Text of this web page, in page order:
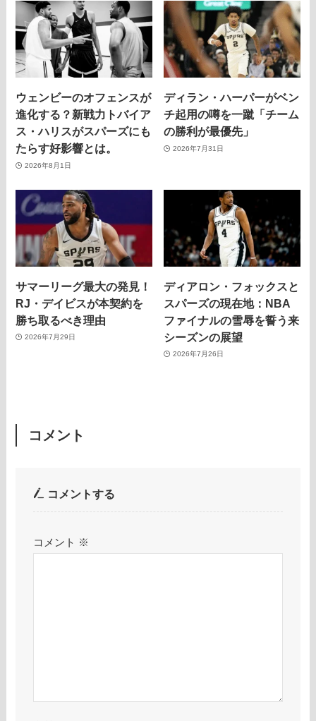
ウェンビーのオフェンスが
進化する？新戦力トバイア
ス・ハリスがスパーズにも
たらす好影響とは。
2026年8月1日
ディラン・ハーパーがベン
チ起用の噂を一蹴「チーム
の勝利が最優先」
2026年7月31日
サマーリーグ最大の発見！
RJ・デイビスが本契約を
勝ち取るべき理由
2026年7月29日
ディアロン・フォックスと
スパーズの現在地：NBA
ファイナルの雪辱を誓う来
シーズンの展望
2026年7月26日
コメント
コメントする
コメント ※